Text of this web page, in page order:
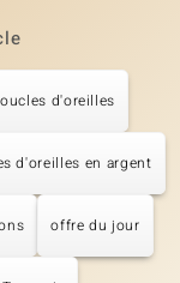
d'oreilles
d'oreilles en argent
offre du jour